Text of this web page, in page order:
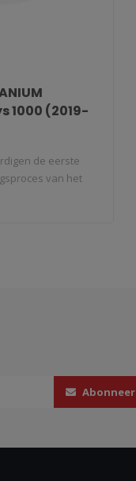
1000 (2019-
de eerste
van het
Abonneer